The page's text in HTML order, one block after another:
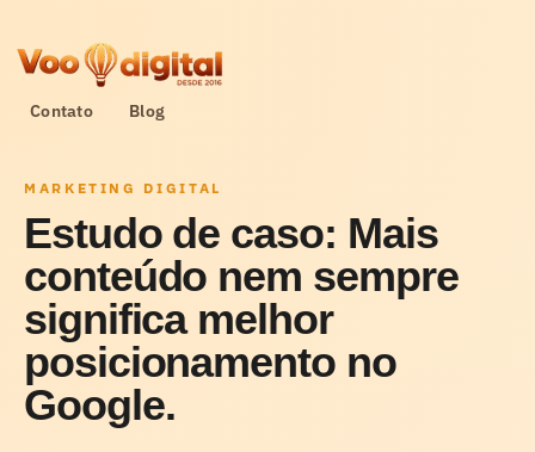
Contato Blog
MARKETING DIGITAL
Estudo de caso: Mais
conteúdo nem sempre
significa melhor
posicionamento no
Google.